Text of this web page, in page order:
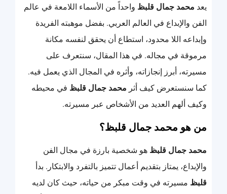
يعد محمد جمال قلبظ واحداً من الأسماء اللامعة في عالم
الفن والإبداع في العالم العربي. بفضل موهبته الفريدة
وإبداعه اللا محدود، استطاع أن يحقق لنفسه مكانة
مرموقة في مجاله. في هذا المقال، سنتعرف على
مسيرته، أبرز إنجازاته، وأثره في المجال الذي يعمل فيه.
كما سنستعرض كيف أثر محمد جمال قلبظ في محيطه
وكيف ألهم العديد من الأشخاص عبر مسيرته.
من هو محمد جمال قلبظ؟
محمد جمال قلبظ هو شخصية بارزة في مجال الفن
والإبداع، يمتاز بتقديم أعمال تتميز بالتفرد والابتكار. بدأ
قلبظ مسيرته في وقت مبكر من حياته، حيث كان لديه